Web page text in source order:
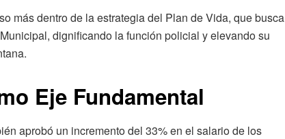
más dentro de la estrategia del Plan de Vida, que busca
dignificando la función policial y elevando su
Eje Fundamental
aprobó un incremento del 33% en el salario de los